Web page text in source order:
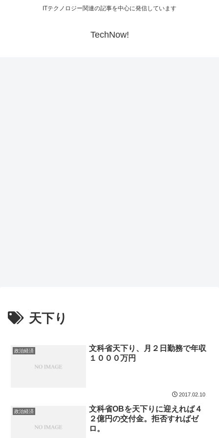
ITテクノロジー関連の記事を中心に発信しています
TechNow!
天下り
政治経済
文科省天下り、月２日勤務で年収
１０００万円
2017.02.10
政治経済
文科省OBを天下りに迎えれば４
２億円の交付金。拒否すればゼ
ロ。